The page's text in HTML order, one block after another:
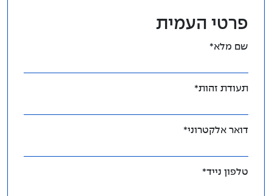
פרטי העמית
שם מלא*
תעודת זהות*
דואר אלקטרוני*
טלפון נייד*